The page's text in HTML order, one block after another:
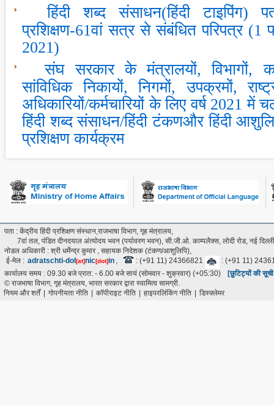
हिंदी शब्‍द संसाधन(हिंदी टाइपिंग)
प्रशिक्षण-61वां सत्र से संबंधित परिपत्र (1
2021)
संघ सरकार के मंत्रालयों, विभागों,
सांविधिक निकायों, निगमों, उपक्रमों,
अधिकारियों/कर्मचारियों के लिए वर्ष 2021
हिंदी शब्द संसाधन/हिंदी टंकणऔर हिंदी
प्रशिक्षण कार्यक्रम
पता : केंद्रीय हिंदी प्रशिक्षण संस्थान,राजभाषा विभाग, गृह मंत्रालय,
7वां तल, पंडित दीनदयाल अंत्‍योदय भवन (पर्यावरण भवन), सी.जी.ओ. काम्पलैक्स, लोदी रोड, नई
नोडल अधिकारी : श्री धर्मेन्द्र कुमार , सहायक निदेशक (टंकण/आशुलिपि),
ई-मेल : adratschti-dol [at]nic[dot]in , : (+91 11) 24366821
: (+91 11)
कार्यालय समय : 09.30 बजे प्रात: - 6.00 बजे सायं (सोमवार - शुक्रवार) (+05:30)
[छुटिट्यों की
© राजभाषा विभाग, गृह मंत्रालय, भारत सरकार द्वारा स्वामित्व सामग्री.
नियम और शर्तें
गोपनीयता नीति कॉपीराइट नीति हाइपरलिंकिंग नीति डिस्क्लेमर